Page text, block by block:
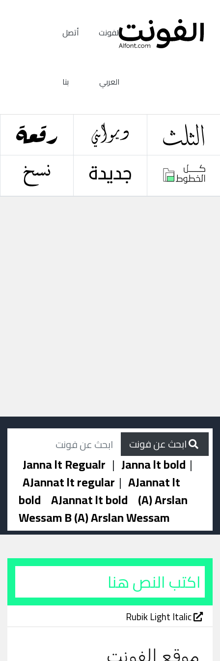
الفونت
العربي
أتصل
بنا
Janna lt Regualr | Janna lt bold |
AJannat lt regular | AJannat lt
bold AJannat lt bold (A) Arslan
Wessam B (A) Arslan Wessam
Rubik Light Italic